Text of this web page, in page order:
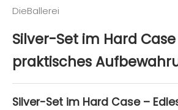
DieBallerei
Silver-Set im Hard
praktisches
Silver-Set im Hard Case –